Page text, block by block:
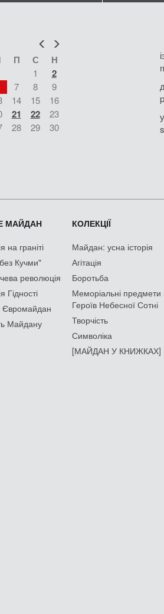
Попер
П С Н
1 2
7 8
9
14 15
16
21 22
23
28 29
30
МАЙДАН
на граніті
Кучми"
революція
Гідності
Євромайдан
Майдану
КОЛЕКЦІЇ
Майдан: усна історія
Агітація
Боротьба
Меморіальні предмети
Героїв Небесної Сотні
Творчість
Символіка
[МАЙДАН У КНИЖКАХ]